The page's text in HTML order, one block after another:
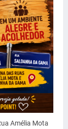
Amélia Mota